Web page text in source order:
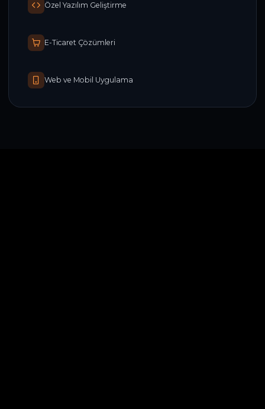
Özel Yazılım Geliştirme
E-Ticaret Çözümleri
Web ve Mobil Uygulama